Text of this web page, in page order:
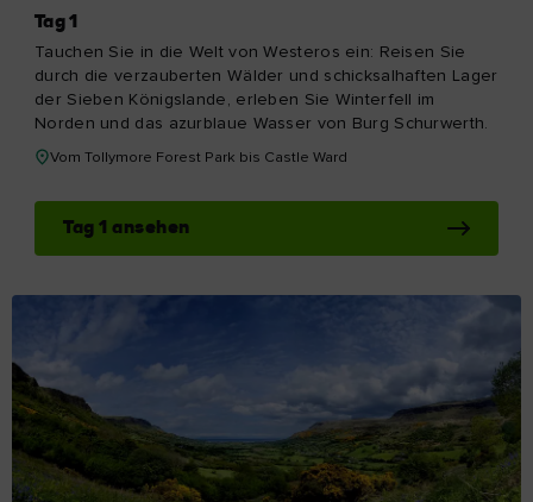
Tag 1
Tauchen Sie in die Welt von Westeros ein: Reisen Sie
durch die verzauberten Wälder und schicksalhaften Lager
der Sieben Königslande, erleben Sie Winterfell im
Norden und das azurblaue Wasser von Burg Schurwerth.
Vom Tollymore Forest Park bis Castle Ward
Tag 1 ansehen